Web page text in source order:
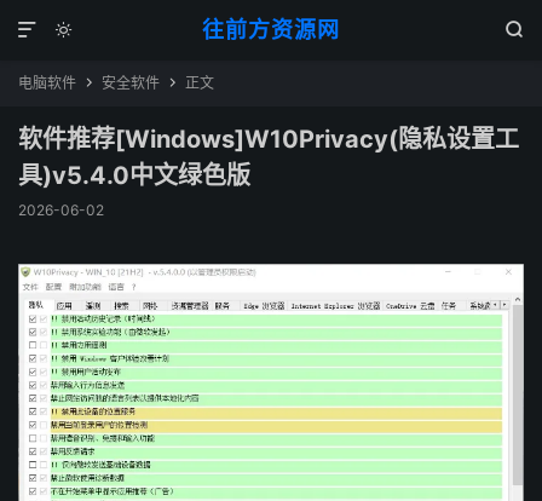
往前方资源网
 

电脑软件  安全软件  正文
软件推荐[Windows]W10Privacy(隐私设置工
具)v5.4.0中文绿色版
2026-06-02